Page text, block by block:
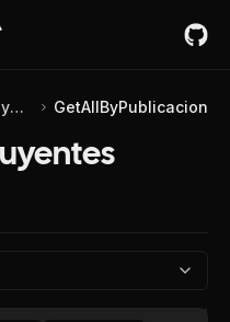
Consulta contribuyentes apócrifos GetAllByPublicacion